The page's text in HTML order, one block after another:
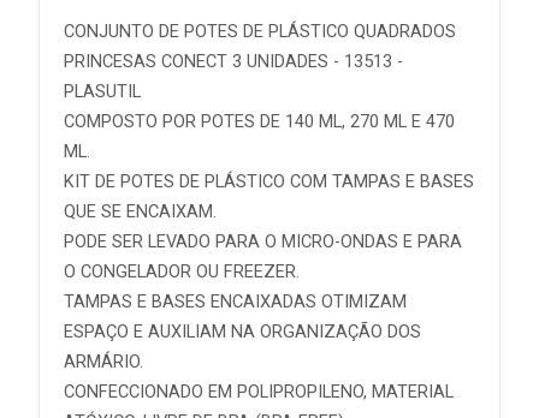
CONJUNTO DE POTES DE PLÁSTICO QUADRADOS
PRINCESAS CONECT 3 UNIDADES - 13513 -
PLASUTIL
COMPOSTO POR POTES DE 140 ML, 270 ML E 470
ML.
KIT DE POTES DE PLÁSTICO COM TAMPAS E BASES
QUE SE ENCAIXAM.
PODE SER LEVADO PARA O MICRO-ONDAS E PARA
O CONGELADOR OU FREEZER.
TAMPAS E BASES ENCAIXADAS OTIMIZAM
ESPAÇO E AUXILIAM NA ORGANIZAÇÃO DOS
ARMÁRIO.
CONFECCIONADO EM POLIPROPILENO, MATERIAL